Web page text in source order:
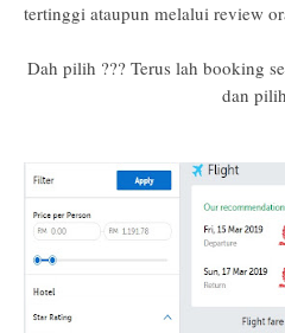
tertinggi ataupun melalui review
Dah pilih ??? Terus lah booking
dan